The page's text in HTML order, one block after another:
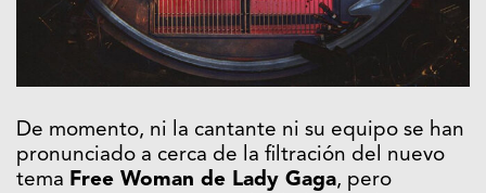
De momento, ni la cantante ni su equipo se han
pronunciado a cerca de la filtración del nuevo
tema Free Woman de Lady Gaga, pero